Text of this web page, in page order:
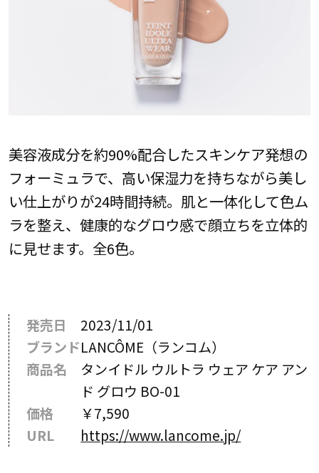
美容液成分を約90%配合したスキンケア発想の
フォーミュラで、高い保湿力を持ちながら美し
い仕上がりが24時間持続。肌と一体化して色ム
ラを整え、健康的なグロウ感で顔立ちを立体的
に見せます。全6色。
発売日
2023/11/01
ブランドLANCÔME（ランコム）
商品名
タンイドル ウルトラ ウェア ケア アン
ド グロウ BO-01
価格
￥7,590
URL
https://www.lancome.jp/